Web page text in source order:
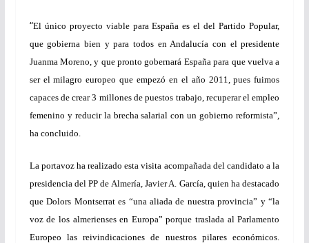
“El único proyecto viable para España es el del Partido Popular,
que gobierna bien y para todos en Andalucía con el presidente
Juanma Moreno, y que pronto gobernará España para que vuelva a
ser el milagro europeo que empezó en el año 2011, pues fuimos
capaces de crear 3 millones de puestos trabajo, recuperar el empleo
femenino y reducir la brecha salarial con un gobierno reformista”,
ha concluido.
La portavoz ha realizado esta visita acompañada del candidato a la
presidencia del PP de Almería, Javier A. García, quien ha destacado
que Dolors Montserrat es “una aliada de nuestra provincia” y “la
voz de los almerienses en Europa” porque traslada al Parlamento
Europeo las reivindicaciones de nuestros pilares económicos.